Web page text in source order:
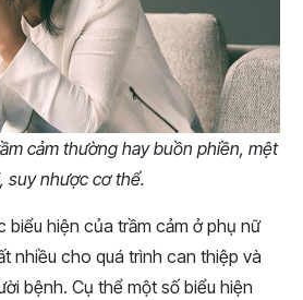
cảm thường hay buồn phiền, mệt
suy nhược cơ thể.
biểu hiện của trầm cảm ở phụ nữ
nhiều cho quá trình can thiệp và
bệnh. Cụ thể một số biểu hiện